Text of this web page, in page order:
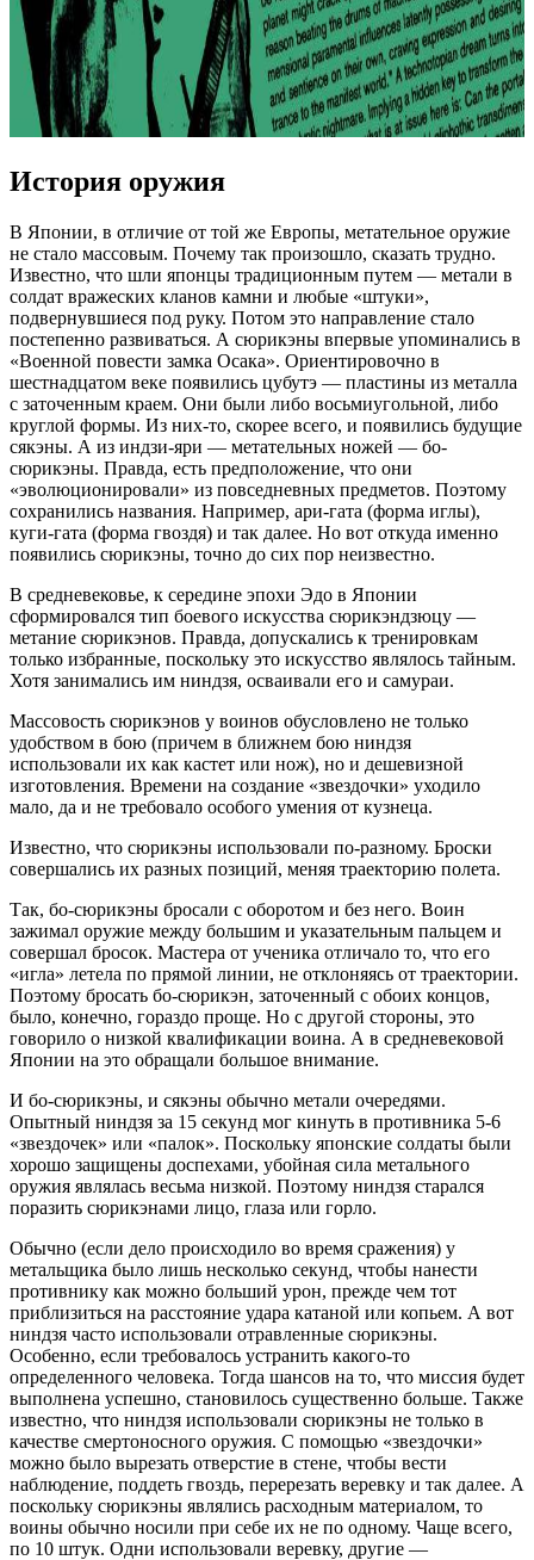
История оружия
В Японии, в отличие от той же Европы, метательное оружие
не стало массовым. Почему так произошло, сказать трудно.
Известно, что шли японцы традиционным путем — метали в
солдат вражеских кланов камни и любые «штуки»,
подвернувшиеся под руку. Потом это направление стало
постепенно развиваться. А сюрикэны впервые упоминались в
«Военной повести замка Осака». Ориентировочно в
шестнадцатом веке появились цубутэ — пластины из металла
с заточенным краем. Они были либо восьмиугольной, либо
круглой формы. Из них-то, скорее всего, и появились будущие
сякэны. А из индзи-яри — метательных ножей — бо-
сюрикэны. Правда, есть предположение, что они
«эволюционировали» из повседневных предметов. Поэтому
сохранились названия. Например, ари-гата (форма иглы),
куги-гата (форма гвоздя) и так далее. Но вот откуда именно
появились сюрикэны, точно до сих пор неизвестно.
В средневековье, к середине эпохи Эдо в Японии
сформировался тип боевого искусства сюрикэндзюцу —
метание сюрикэнов. Правда, допускались к тренировкам
только избранные, поскольку это искусство являлось тайным.
Хотя занимались им ниндзя, осваивали его и самураи.
Массовость сюрикэнов у воинов обусловлено не только
удобством в бою (причем в ближнем бою ниндзя
использовали их как кастет или нож), но и дешевизной
изготовления. Времени на создание «звездочки» уходило
мало, да и не требовало особого умения от кузнеца.
Известно, что сюрикэны использовали по-разному. Броски
совершались их разных позиций, меняя траекторию полета.
Так, бо-сюрикэны бросали с оборотом и без него. Воин
зажимал оружие между большим и указательным пальцем и
совершал бросок. Мастера от ученика отличало то, что его
«игла» летела по прямой линии, не отклоняясь от траектории.
Поэтому бросать бо-сюрикэн, заточенный с обоих концов,
было, конечно, гораздо проще. Но с другой стороны, это
говорило о низкой квалификации воина. А в средневековой
Японии на это обращали большое внимание.
И бо-сюрикэны, и сякэны обычно метали очередями.
Опытный ниндзя за 15 секунд мог кинуть в противника 5-6
«звездочек» или «палок». Поскольку японские солдаты были
хорошо защищены доспехами, убойная сила метального
оружия являлась весьма низкой. Поэтому ниндзя старался
поразить сюрикэнами лицо, глаза или горло.
Обычно (если дело происходило во время сражения) у
метальщика было лишь несколько секунд, чтобы нанести
противнику как можно больший урон, прежде чем тот
приблизиться на расстояние удара катаной или копьем. А вот
ниндзя часто использовали отравленные сюрикэны.
Особенно, если требовалось устранить какого-то
определенного человека. Тогда шансов на то, что миссия будет
выполнена успешно, становилось существенно больше. Также
известно, что ниндзя использовали сюрикэны не только в
качестве смертоносного оружия. С помощью «звездочки»
можно было вырезать отверстие в стене, чтобы вести
наблюдение, поддеть гвоздь, перерезать веревку и так далее. А
поскольку сюрикэны являлись расходным материалом, то
воины обычно носили при себе их не по одному. Чаще всего,
по 10 штук. Одни использовали веревку, другие —